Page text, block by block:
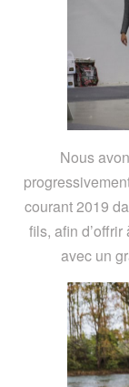
Nous
courant 2019
fils, afin
avec un